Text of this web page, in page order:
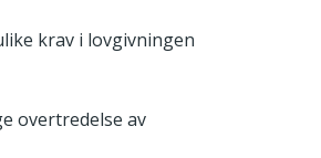
krav i lovgivningen
overtredelse av